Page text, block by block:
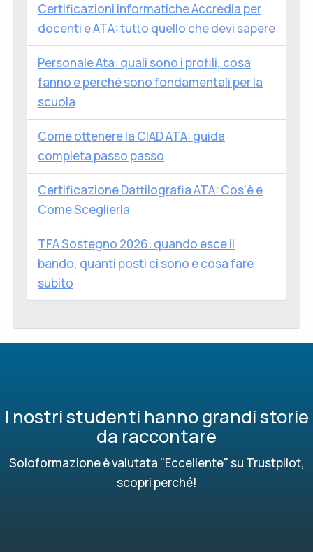
Certificazioni informatiche Accredia per
docenti e ATA: tutto quello che devi sapere
Personale Ata: quali sono i profili, cosa
fanno e perché sono fondamentali per la
scuola
Come ottenere la CIAD ATA: guida
completa passo passo
Certificazione Dattilografia ATA: Cos'è e
Come Sceglierla
TFA Sostegno 2026: quando esce il
bando, quanti posti ci sono e cosa fare
subito
I nostri studenti hanno grandi storie
da raccontare
Soloformazione è valutata "Eccellente" su Trustpilot,
scopri perché!